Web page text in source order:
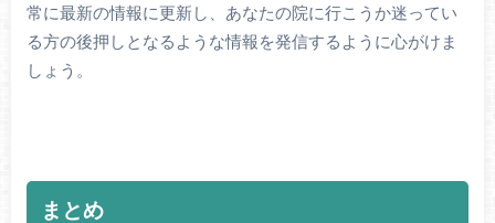
常に最新の情報に更新し、あなたの院に行こうか迷ってい
る方の後押しとなるような情報を発信するように心がけま
しょう。
まとめ